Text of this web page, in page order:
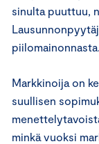
sinulta puuttuu,
piilomainonnasta.
Markkinoija on
suullisen
minkä vuoksi